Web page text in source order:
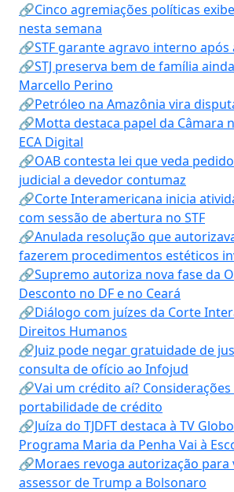
🔗Cinco agremiações políticas
nesta semana
🔗STF garante agravo interno após
🔗STJ preserva bem de família
Marcello Perino
🔗Petróleo na Amazônia vira
🔗Motta destaca papel da Câmara
ECA Digital
🔗OAB contesta lei que veda
judicial a devedor contumaz
🔗Corte Interamericana inicia
com sessão de abertura no STF
🔗Anulada resolução que
fazerem procedimentos estéticos
🔗Supremo autoriza nova fase da
Desconto no DF e no Ceará
🔗Diálogo com juízes da Corte
Direitos Humanos
🔗Juiz pode negar gratuidade de
consulta de ofício ao Infojud
🔗Vai um crédito aí?
portabilidade de crédito
🔗Juíza do TJDFT destaca à TV
Programa Maria da Penha Vai à
🔗Moraes revoga autorização para
assessor de Trump a Bolsonaro